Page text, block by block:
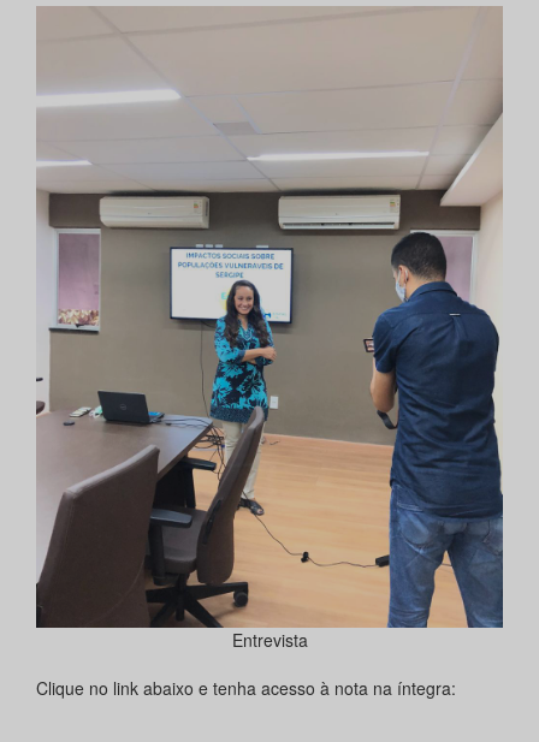
Entrevista
Clique no link abaixo e tenha acesso à nota na íntegra: